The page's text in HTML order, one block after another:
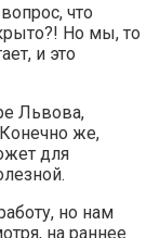
что
Но мы, то
и это
Львова,
Конечно же,
для
но нам
на раннее